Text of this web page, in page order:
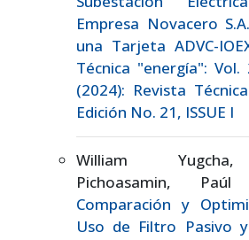
Empresa Novacero
una Tarjeta ADVC-
Técnica "energía": Vol.
(2024): Revista
Edición No. 21, ISSUE I
William
Pichoasamin, Paúl
Comparación y
Uso de Filtro Pasivo